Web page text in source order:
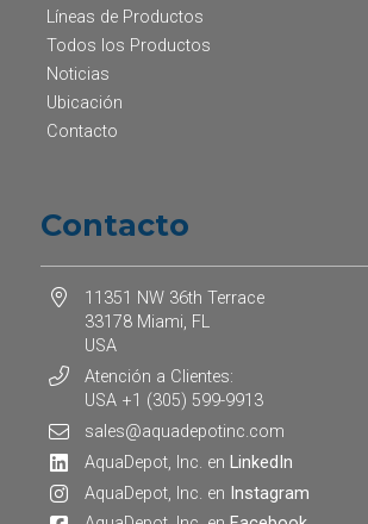
Líneas de Productos
Todos los Productos
Noticias
Ubicación
Contacto
Contacto
11351 NW 36th Terrace
33178 Miami, FL
USA
Atención a Clientes:
USA +1 (305) 599-9913
sales@aquadepotinc.com
AquaDepot, Inc. en LinkedIn
AquaDepot, Inc. en Instagram